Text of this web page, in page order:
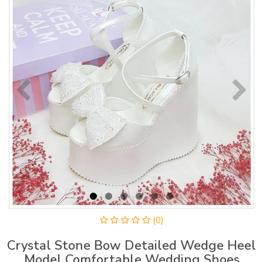
(0)
Crystal Stone Bow Detailed Wedge Heel